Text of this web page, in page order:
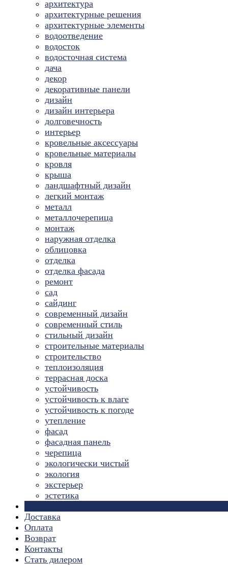
архитектура
архитектурные решения
архитектурные элементы
водоотведение
водосток
водосточная система
дача
декор
декоративные панели
дизайн
дизайн интерьера
долговечность
интерьер
кровельные аксессуары
кровельные материалы
кровля
крыша
ландшафтный дизайн
легкий монтаж
металл
металлочерепица
монтаж
наружная отделка
облицовка
отделка
отделка фасада
ремонт
сад
сайдинг
современный дизайн
современный стиль
стильный дизайн
строительные материалы
строительство
теплоизоляция
террасная доска
устойчивость
устойчивость к влаге
устойчивость к погоде
утепление
фасад
фасадная панель
черепица
экологически чистый
экология
экстерьер
эстетика
Доставка
Оплата
Возврат
Контакты
Стать дилером